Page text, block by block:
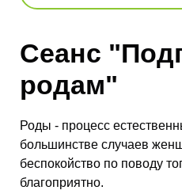
Сеанс
родам"
Роды - процесс
большинстве случаев
беспокойство по поводу
благоприятно.